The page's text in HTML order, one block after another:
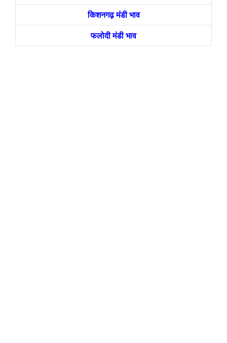
किशनगढ़ मंडी भाव
फलोदी मंडी भाव